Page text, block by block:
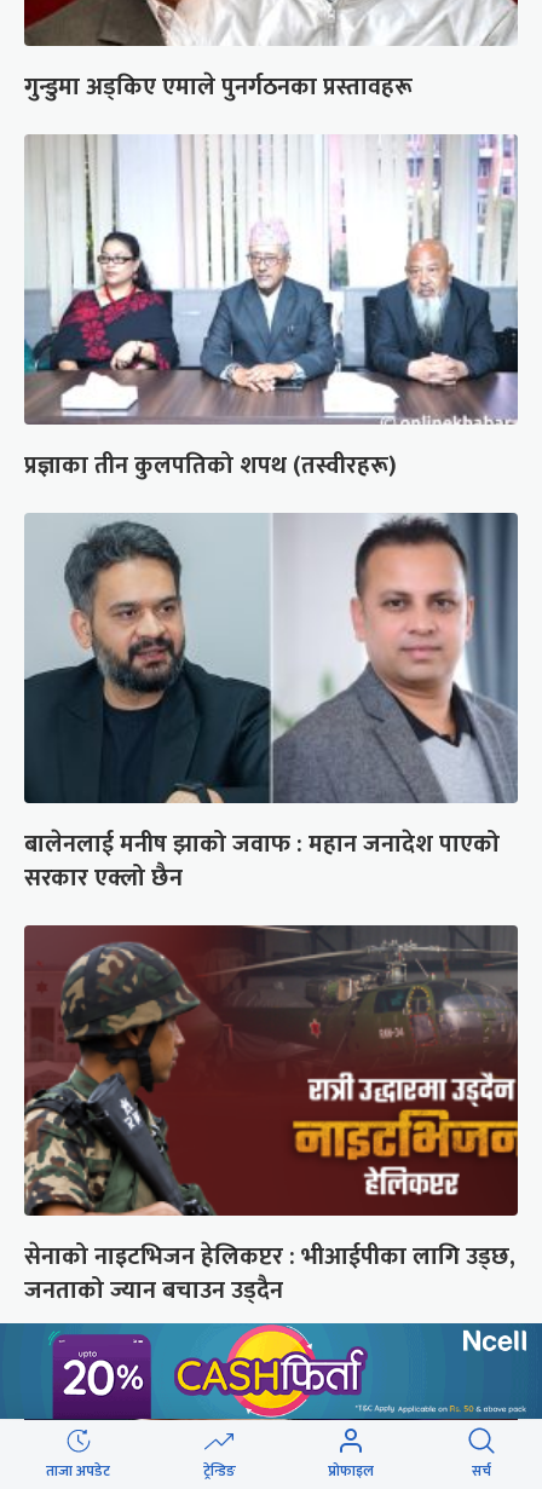
गुन्डुमा अड्किए एमाले पुनर्गठनका प्रस्तावहरू
प्रज्ञाका तीन कुलपतिको शपथ (तस्वीरहरू)
बालेनलाई मनीष झाको जवाफ : महान जनादेश पाएको
सरकार एक्लो छैन
सेनाको नाइटभिजन हेलिकप्टर : भीआईपीका लागि उड्छ,
जनताको ज्यान बचाउन उड्दैन
ताजा अपडेट ट्रेन्डिङ प्रोफाइल सर्च